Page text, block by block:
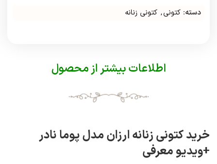
دسته: کتونی, کتونی زنانه
اطلاعات بیشتر از محصول
خرید کتونی زنانه ارزان مدل پوما نادر
+ویدیو معرفی